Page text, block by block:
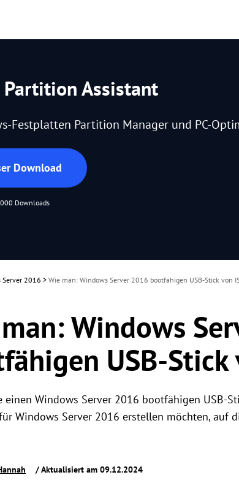
Partition Assistant
Festplatten Partition Manager und PC-
Download
Downloads
Server 2016 > Wie man: Windows Server 2016 bootfähigen USB-Stick von
Windows
USB-
einen Windows Server 2016 bootfähigen USB-
Windows Server 2016 erstellen möchten, auf
/ Aktualisiert am 09.12.2024